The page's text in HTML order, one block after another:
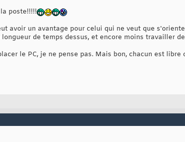
poste!!!!!
avoir un avantage pour celui qui ne veut que
de temps dessus, et encore moins travailler
le PC, je ne pense pas. Mais bon, chacun est libre